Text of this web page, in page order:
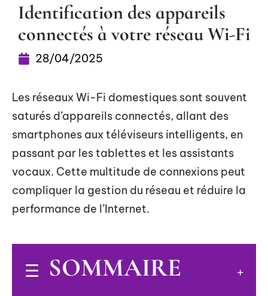
Identification des appareils
connectés à votre réseau Wi-Fi
28/04/2025
Les réseaux Wi-Fi domestiques sont souvent
saturés d’appareils connectés, allant des
smartphones aux téléviseurs intelligents, en
passant par les tablettes et les assistants
vocaux. Cette multitude de connexions peut
compliquer la gestion du réseau et réduire la
performance de l’Internet.
SOMMAIRE